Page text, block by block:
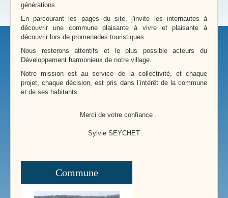
générations.
En parcourant les pages du site, j'invite les internautes à
découvrir une commune plaisante à vivre et plaisante à
découvrir lors de promenades touristiques.
Nous resterons attentifs et le plus possible acteurs du
Développement harmonieux de notre village.
Notre mission est au service de la collectivité, et chaque
projet, chaque décision, est pris dans l’intérêt de la commune
et de ses habitants.
Merci de votre confiance .
Sylvie SEYCHET
Commune